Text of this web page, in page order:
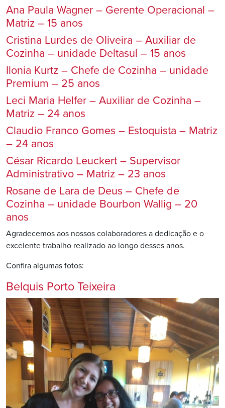
Ana Paula Wagner – Gerente Operacional –
Matriz – 15 anos
Cristina Lurdes de Oliveira – Auxiliar de
Cozinha – unidade Deltasul – 15 anos
Ilonia Kurtz – Chefe de Cozinha – unidade
Premium – 25 anos
Leci Maria Helfer – Auxiliar de Cozinha –
Matriz – 24 anos
Claudio Franco Gomes – Estoquista – Matriz
– 24 anos
César Ricardo Leuckert – Supervisor
Administrativo – Matriz – 23 anos
Rosane de Lara de Deus – Chefe de
Cozinha – unidade Bourbon Wallig – 20
anos
Agradecemos aos nossos colaboradores a dedicação e o
excelente trabalho realizado ao longo desses anos.
Confira algumas fotos:
Belquis Porto Teixeira